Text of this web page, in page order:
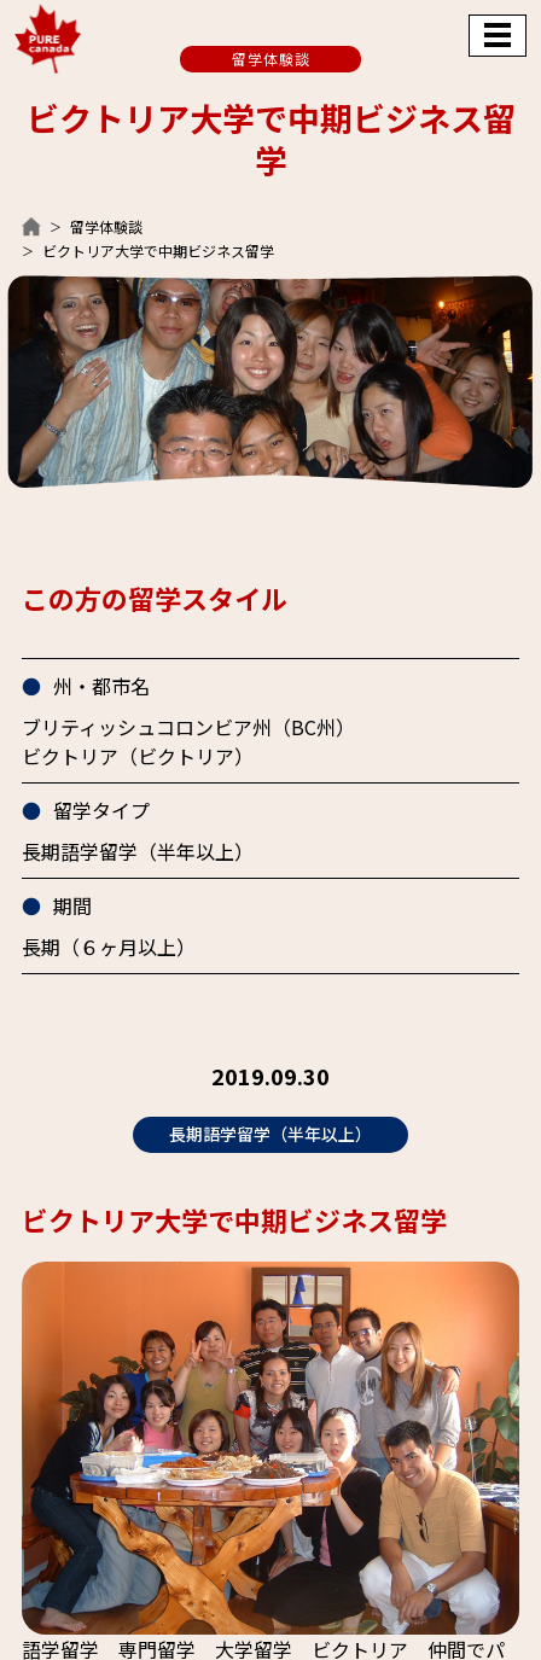
ビクトリア大学で中期ビジネス留
学
留学体験談
ビクトリア大学で中期ビジネス留学
留学体験談
この方の留学スタイル
州・都市名
ブリティッシュコロンビア州（BC州）
ビクトリア（ビクトリア）
留学タイプ
長期語学留学（半年以上）
期間
長期（６ヶ月以上）
2019.09.30
長期語学留学（半年以上）
ビクトリア大学で中期ビジネス留学
語学留学 専門留学 大学留学 ビクトリア 仲間でパ